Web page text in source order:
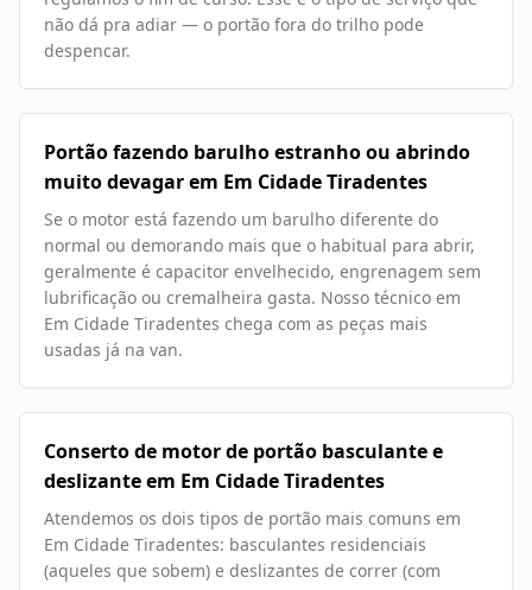
não dá pra adiar — o portão fora do trilho pode
despencar.
Portão fazendo barulho estranho ou abrindo
muito devagar em Em Cidade Tiradentes
Se o motor está fazendo um barulho diferente do
normal ou demorando mais que o habitual para abrir,
geralmente é capacitor envelhecido, engrenagem sem
lubrificação ou cremalheira gasta. Nosso técnico em
Em Cidade Tiradentes chega com as peças mais
usadas já na van.
Conserto de motor de portão basculante e
deslizante em Em Cidade Tiradentes
Atendemos os dois tipos de portão mais comuns em
Em Cidade Tiradentes: basculantes residenciais
(aqueles que sobem) e deslizantes de correr (com